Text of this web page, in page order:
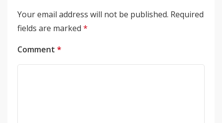
Your email address will not be published. Required
fields are marked *
Comment *